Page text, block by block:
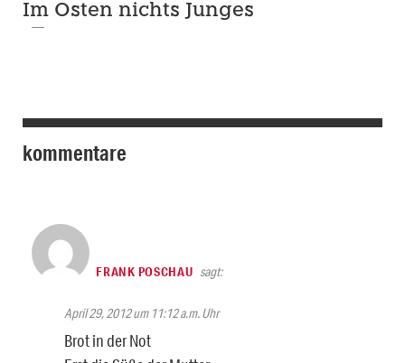
Im Osten nichts Junges
kommentare
FRANK POSCHAU sagt:
April 29, 2012 um 11:12 a.m. Uhr
Brot in der Not